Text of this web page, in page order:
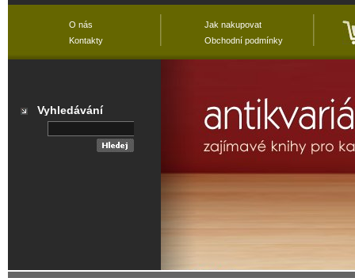
O nás
Kontakty
Jak nakupovat
Obchodní podmínky
Vyhledávání